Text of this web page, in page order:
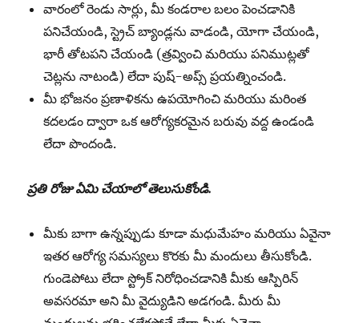
వారంలో రెండు సార్లు, మీ కండరాల బలం పెంచడానికి
పనిచేయండి, స్ట్రెచ్ బ్యాండ్లను వాడండి, యోగా చేయండి,
భారీ తోటపని చేయండి (త్రవ్వించి మరియు పనిముట్లతో
చెట్లను నాటండి) లేదా పుష్-అప్స్ ప్రయత్నించండి.
మీ భోజనం ప్రణాళికను ఉపయోగించి మరియు మరింత
కదలడం ద్వారా ఒక ఆరోగ్యకరమైన బరువు వద్ద ఉండండి
లేదా పొందండి.
ప్రతి రోజు ఏమి చేయాలో తెలుసుకోండి.
మీకు బాగా ఉన్నప్పుడు కూడా మధుమేహం మరియు ఏవైనా
ఇతర ఆరోగ్య సమస్యలు కొరకు మీ మందులు తీసుకోండి.
గుండెపోటు లేదా స్ట్రోక్ నిరోధించడానికి మీకు ఆస్పిరిన్
అవసరమా అని మీ వైద్యుడిని అడగండి. మీరు మీ